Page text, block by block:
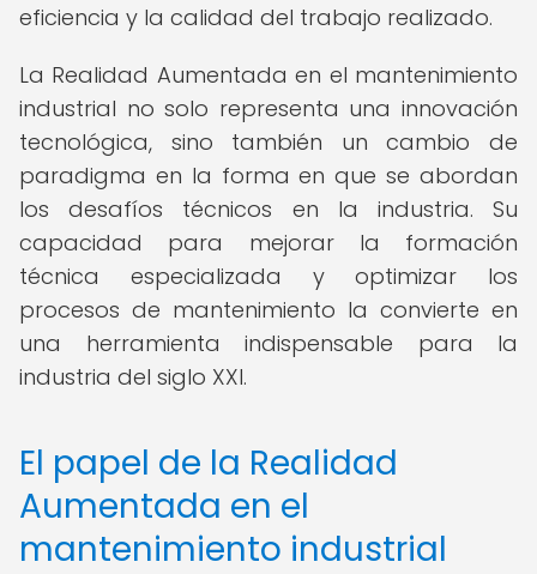
eficiencia y la calidad del trabajo realizado.
La Realidad Aumentada en el mantenimiento
industrial no solo representa una innovación
tecnológica, sino también un cambio de
paradigma en la forma en que se abordan
los desafíos técnicos en la industria. Su
capacidad para mejorar la formación
técnica especializada y optimizar los
procesos de mantenimiento la convierte en
una herramienta indispensable para la
industria del siglo XXI.
El papel de la Realidad
Aumentada en el
mantenimiento industrial